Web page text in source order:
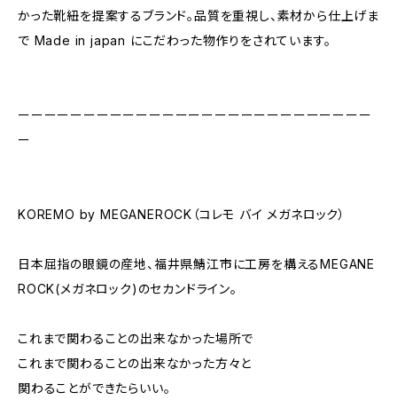
かった靴紐を提案するブランド。品質を重視し、素材から仕上げま
で Made in japan にこだわった物作りをされています。
ーーーーーーーーーーーーーーーーーーーーーーーーーーー
ー
KOREMO by MEGANEROCK（コレモ バイ メガネロック）
日本屈指の眼鏡の産地、福井県鯖江市に工房を構えるMEGANE
ROCK(メガネロック)のセカンドライン。
これまで関わることの出来なかった場所で
これまで関わることの出来なかった方々と
関わることができたらいい。